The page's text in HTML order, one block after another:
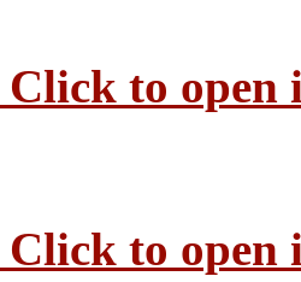
Click to open
Click to open